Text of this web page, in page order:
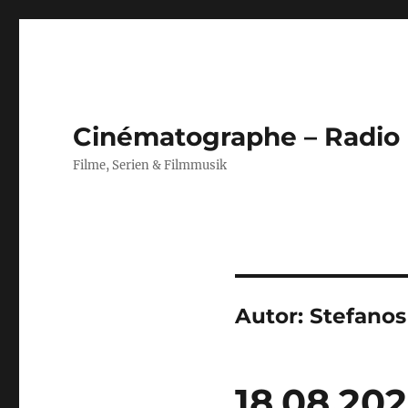
Cinématographe – Radio
Filme, Serien & Filmmusik
Autor: